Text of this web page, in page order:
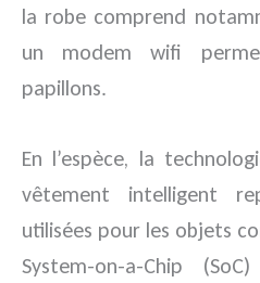
la robe comprend
un modem wifi
papillons.
En l’espèce, la
vêtement intelligent
utilisées pour les objets
System-on-a-Chip